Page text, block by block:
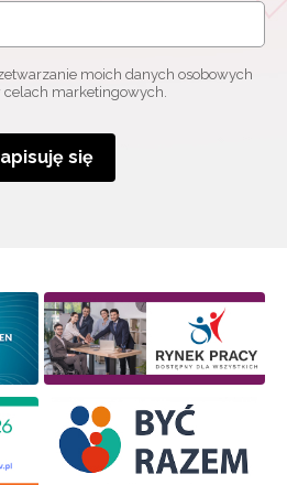
moich danych osobowych
celach marketingowych.
się